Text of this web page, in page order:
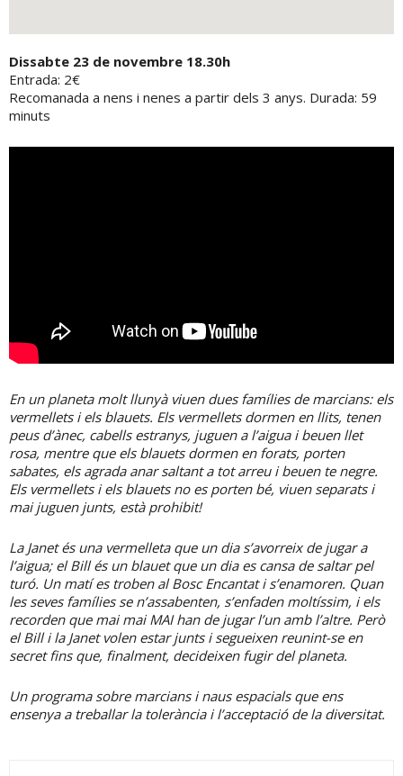
Dissabte 23 de novembre 18.30h
Entrada: 2€
Recomanada a nens i nenes a partir dels 3 anys. Durada: 59
minuts
En un planeta molt llunyà viuen dues famílies de marcians: els
vermellets i els blauets. Els vermellets dormen en llits, tenen
peus d’ànec, cabells estranys, juguen a l’aigua i beuen llet
rosa, mentre que els blauets dormen en forats, porten
sabates, els agrada anar saltant a tot arreu i beuen te negre.
Els vermellets i els blauets no es porten bé, viuen separats i
mai juguen junts, està prohibit!
La Janet és una vermelleta que un dia s’avorreix de jugar a
l’aigua; el Bill és un blauet que un dia es cansa de saltar pel
turó. Un matí es troben al Bosc Encantat i s’enamoren. Quan
les seves famílies se n’assabenten, s’enfaden moltíssim, i els
recorden que mai mai MAI han de jugar l’un amb l’altre. Però
el Bill i la Janet volen estar junts i segueixen reunint-se en
secret fins que, finalment, decideixen fugir del planeta.
Un programa sobre marcians i naus espacials que ens
ensenya a treballar la tolerància i l’acceptació de la diversitat.